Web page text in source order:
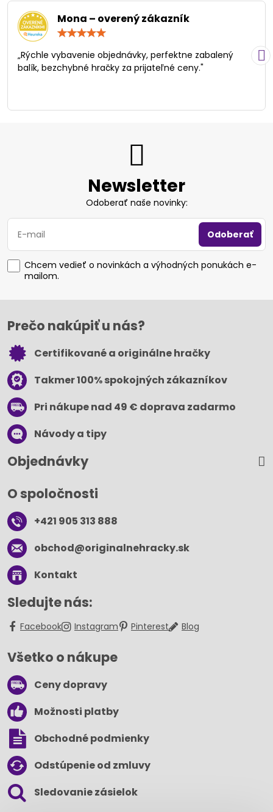
Mona – overený zákazník
/
5
„Rýchle vybavenie objednávky, perfektne zabalený
balík, bezchybné hračky za prijateľné ceny."
Newsletter
Odoberať naše novinky:
Odoberať
Chcem vedieť o novinkách a výhodných ponukách e-
mailom.
Prečo nakúpiť u nás?
Certifikované a originálne hračky
Takmer 100% spokojných zákazníkov
Pri nákupe nad 49 € doprava zadarmo
Návody a tipy
Objednávky
O spoločnosti
+421 905 313 888
obchod​@originalnehracky​.sk
Kontakt
Sledujte nás:
Facebook Instagram Pinterest Blog
Všetko o nákupe
Ceny dopravy
Možnosti platby
Obchodné podmienky
Odstúpenie od zmluvy
Sledovanie zásielok